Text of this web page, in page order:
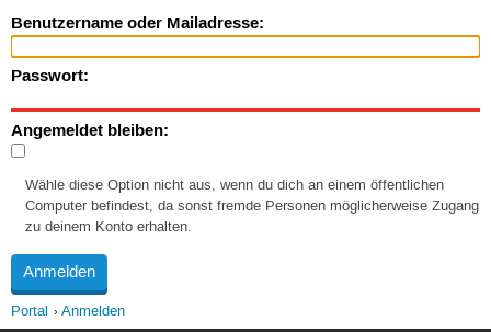
Benutzername oder Mailadresse:
Passwort:
Angemeldet bleiben:
Wähle diese Option nicht aus, wenn du dich an einem öffentlichen
Computer befindest, da sonst fremde Personen möglicherweise Zugang
zu deinem Konto erhalten.
Portal Anmelden